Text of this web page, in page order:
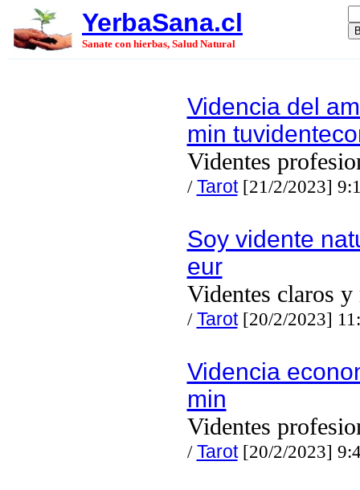
YerbaSana.cl
Sanate con hierbas, Salud Natural
Videncia del
min
Videntes
/Tarot[21/2/2023]
Soy vidente
eur
Videntes claros y
/Tarot[20/2/2023]
Videncia
min
Videntes
/Tarot[20/2/2023]